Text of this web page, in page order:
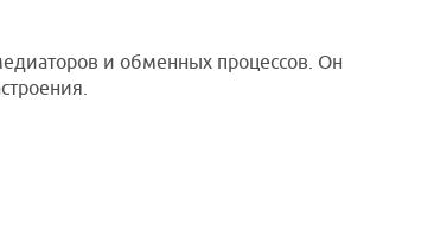
и обменных процессов. Он